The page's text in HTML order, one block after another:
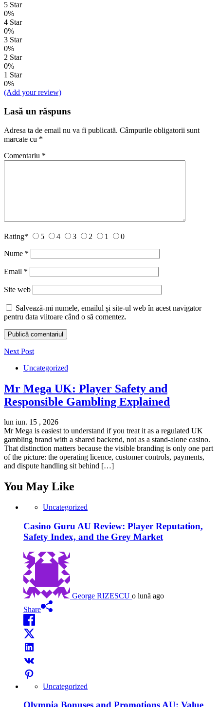
5 Star
0%
4 Star
0%
3 Star
0%
2 Star
0%
1 Star
0%
(Add your review)
Lasă un răspuns
Adresa ta de email nu va fi publicată. Câmpurile obligatorii sunt
marcate cu *
Comentariu *
Rating* 5 4 3 2 1 0
Nume *
Email *
Site web
Salvează-mi numele, emailul și site-ul web în acest navigator
pentru data viitoare când o să comentez.
Next Post
Uncategorized
Mr Mega UK: Player Safety and
Responsible Gambling Explained
lun iun. 15 , 2026
Mr Mega is easiest to understand if you treat it as a regulated UK
gambling brand with a shared backend, not as a stand-alone casino.
That distinction matters because the visible branding is only one part
of the picture: the operating licence, customer controls, payments,
and dispute handling sit behind […]
You May Like
Uncategorized
Casino Guru AU Review: Player Reputation,
Safety Index, and the Grey Market
George RIZESCU o lună ago
Share
Uncategorized